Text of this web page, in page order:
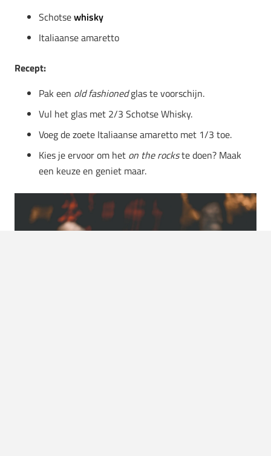
Schotsewhisky
Italiaanse amaretto
Recept:
Pak een old fashionedglas te voorschijn.
Vul het glas met 2/3 Schotse Whisky.
Voeg de zoete Italiaanse amaretto met 1/3 toe.
Kies je ervoor om het on the rockste doen? Maak
een keuze en geniet maar.